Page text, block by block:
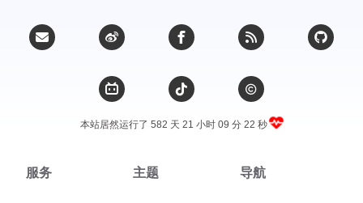
本站居然运行了 582 天 21 小时 09 分 23 秒
服务 主题 导航